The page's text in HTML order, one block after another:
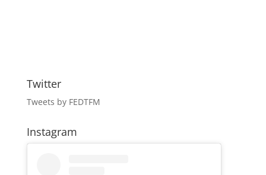
Twitter
Tweets by FEDTFM
Instagram